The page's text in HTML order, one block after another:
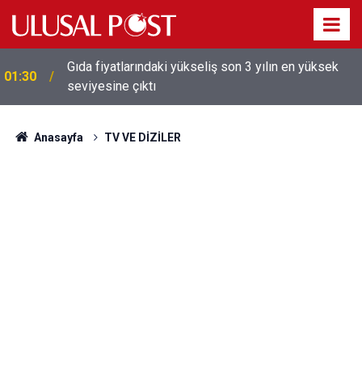
01:26
Galatasaray'dan sekiz kişi hakkında savcılığa suç
duyurusu
Anasayfa TV VE DİZİLER